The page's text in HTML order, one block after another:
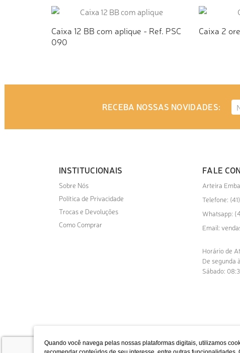
Quando você navega pelas nossas plataformas digitais, utilizamos
Caixa 12 BB com aplique - Ref. PSC
090
Caixa 2
RECEBA NOSSAS NOVIDADES:
INSTITUCIONAIS
Sobre Nós
Política de Privacidade
Trocas e Devoluções
Como Comprar
FALE
Arteira
Telefone:
Whatsapp:
Email:
Horário de
De segunda
Sábado: